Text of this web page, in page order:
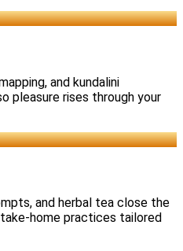
and kundalini
pleasure rises through your
and herbal tea close the
home practices tailored